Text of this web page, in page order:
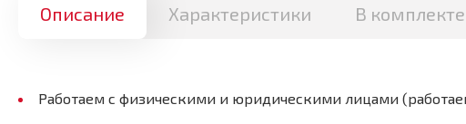
Описание Характеристики В комплекте
Работаем с физическими и юридическими лицами